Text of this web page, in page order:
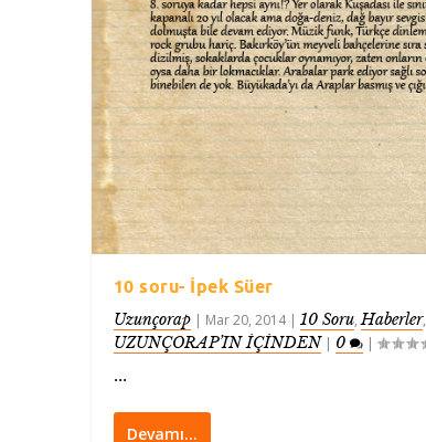
10 soru- İpek Süer
Uzunçorap| Mar 20, 2014| 10 Soru,Haberler,
UZUNÇORAP’IN İÇİNDEN| 0 |
...
Devamı…